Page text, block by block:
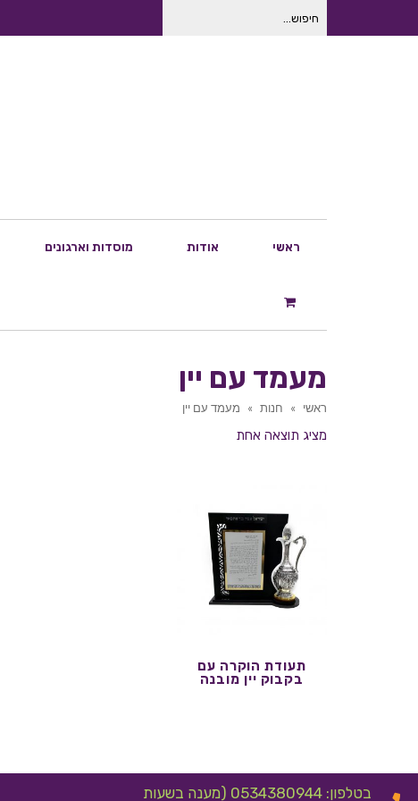
חיפוש
ראשי אודות מוסדות וארגונים
מעמד עם יין
ראשי » חנות » מעמד עם יין
מציג תוצאה אחת
תעודת הוקרה עם
בקבוק יין מובנה
בטלפון: 0534380944 (מענה בשעות